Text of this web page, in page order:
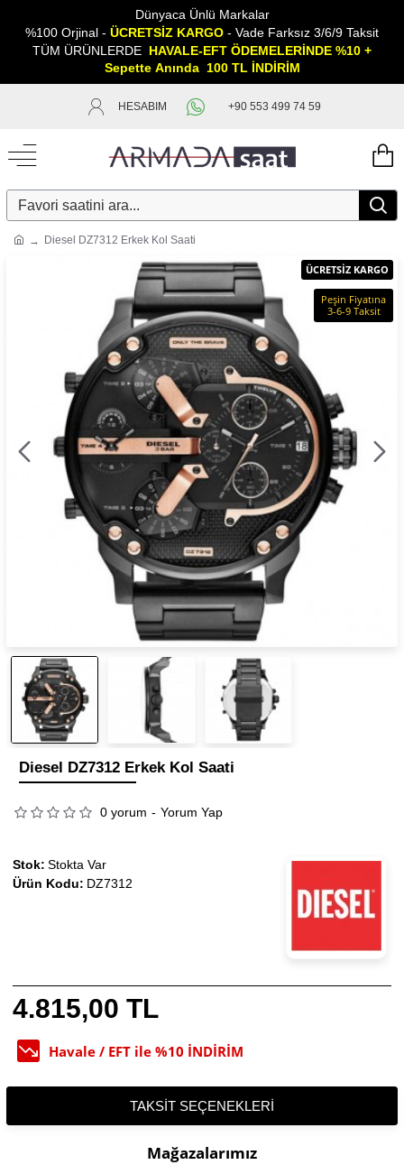
Dünyaca Ünlü Markalar
%100 Orjinal - ÜCRETSİZ KARGO - Vade Farksız 3/6/9 Taksit
TÜM ÜRÜNLERDE HAVALE-EFT ÖDEMELERİNDE %10 +
Sepette Anında 100 TL İNDİRİM
HESABIM +90 553 499 74 59
Diesel DZ7312 Erkek Kol Saati
ÜCRETSİZ KARGO
Peşin Fiyatına
3-6-9 Taksit
Diesel DZ7312 Erkek Kol Saati
0 yorum - Yorum Yap
4.815,00 TL
Havale / EFT ile %10 İNDİRİM
Stok: Stokta Var
Ürün Kodu: DZ7312
TAKSIT SEÇENEKLERI
Mağazalarımız